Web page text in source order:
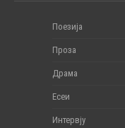
Поезија
Проза
Драма
Есеи
Интервју